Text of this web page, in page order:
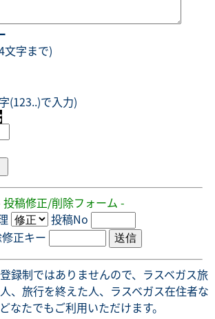
文字まで)
(123..)で入力)
投稿修正/削除フォーム -
投稿No
正キー
録制ではありませんので、ラスベガス旅
、旅行を終えた人、ラスベガス在住者な
なたでもご利用いただけます。